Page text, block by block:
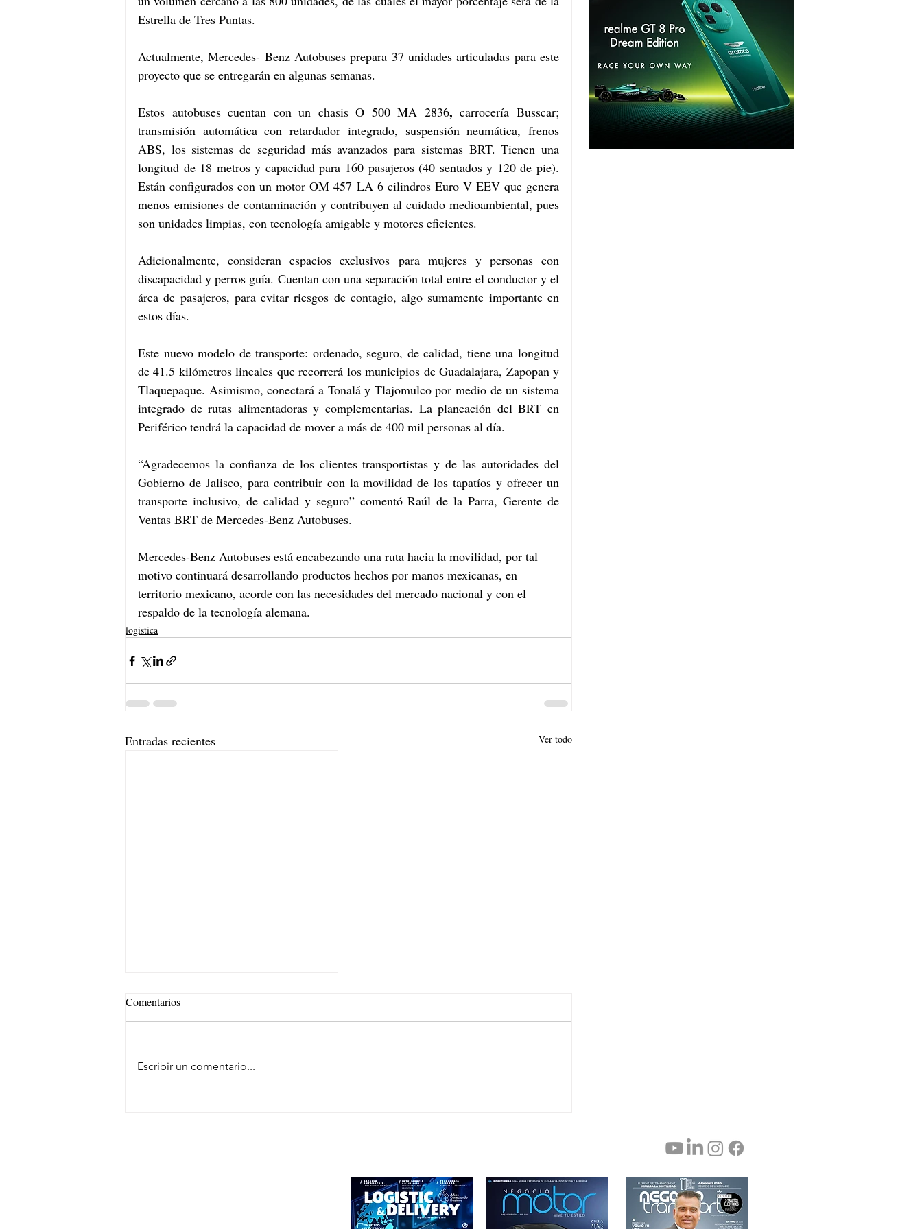
Estrella de Tres Puntas.
Actualmente, Mercedes- Benz Autobuses prepara 37 unidades articuladas para este
proyecto que se entregarán en algunas semanas.
Estos autobuses cuentan con un chasis O 500 MA 2836, carrocería Busscar;
transmisión automática con retardador integrado, suspensión neumática, frenos
ABS, los sistemas de seguridad más avanzados para sistemas BRT. Tienen una
longitud de 18 metros y capacidad para 160 pasajeros (40 sentados y 120 de pie).
Están configurados con un motor OM 457 LA 6 cilindros Euro V EEV que genera
menos emisiones de contaminación y contribuyen al cuidado medioambiental, pues
son unidades limpias, con tecnología amigable y motores eficientes.
Adicionalmente, consideran espacios exclusivos para mujeres y personas con
discapacidad y perros guía. Cuentan con una separación total entre el conductor y el
área de pasajeros, para evitar riesgos de contagio, algo sumamente importante en
estos días.
Este nuevo modelo de transporte: ordenado, seguro, de calidad, tiene una longitud
de 41.5 kilómetros lineales que recorrerá los municipios de Guadalajara, Zapopan y
Tlaquepaque. Asimismo, conectará a Tonalá y Tlajomulco por medio de un sistema
integrado de rutas alimentadoras y complementarias. La planeación del BRT en
Periférico tendrá la capacidad de mover a más de 400 mil personas al día.
“Agradecemos la confianza de los clientes transportistas y de las autoridades del
Gobierno de Jalisco, para contribuir con la movilidad de los tapatíos y ofrecer un
transporte inclusivo, de calidad y seguro” comentó Raúl de la Parra, Gerente de
Ventas BRT de Mercedes-Benz Autobuses.
Mercedes-Benz Autobuses está encabezando una ruta hacia la movilidad, por tal
motivo continuará desarrollando productos hechos por manos mexicanas, en
territorio mexicano, acorde con las necesidades del mercado nacional y con el
respaldo de la tecnología alemana.
logistica
Entradas recientes Ver todo
Comentarios
Escribir un comentario...